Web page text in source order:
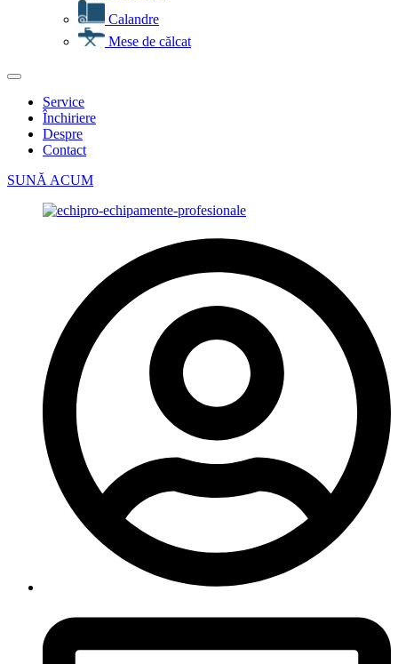
Calandre
Mese de călcat
Service
Închiriere
Despre
Contact
SUNĂ ACUM